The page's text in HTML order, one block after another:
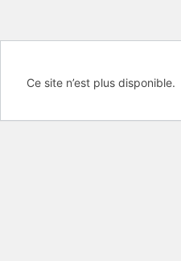
Ce site n’est plus disponible.